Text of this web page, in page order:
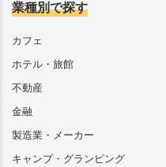
業種別で探す
カフェ
ホテル・旅館
不動産
金融
製造業・メーカー
キャンプ・グランピング